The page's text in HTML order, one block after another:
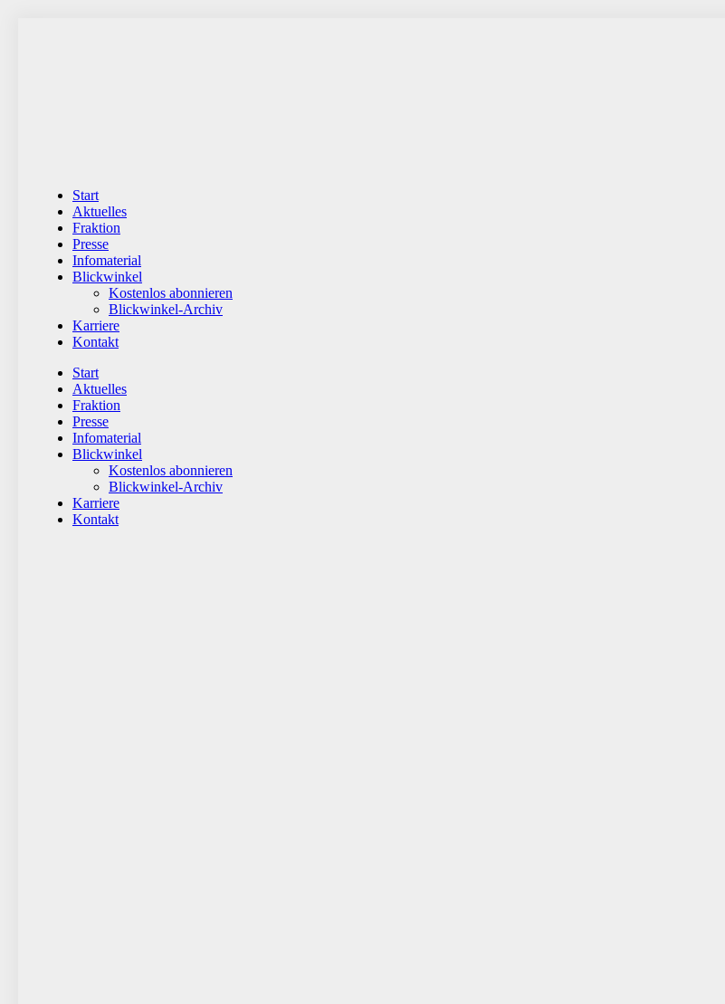
Start
Aktuelles
Fraktion
Presse
Infomaterial
Blickwinkel
Kostenlos abonnieren
Blickwinkel-Archiv
Karriere
Kontakt
Start
Aktuelles
Fraktion
Presse
Infomaterial
Blickwinkel
Kostenlos abonnieren
Blickwinkel-Archiv
Karriere
Kontakt